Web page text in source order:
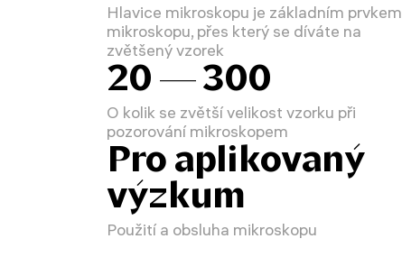
Hlavice mikroskopu je základním prvkem
mikroskopu, přes který se díváte na
zvětšený vzorek
20 — 300
O kolik se zvětší velikost vzorku při
pozorování mikroskopem
Pro aplikovaný
výzkum
Použití a obsluha mikroskopu